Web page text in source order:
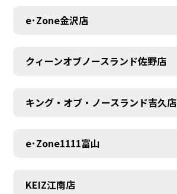
e･Zone金沢店
クィーンオブノースランド佐野店
キング・オブ・ノースランド吉久店
e･Zone1111富山
KEIZ江南店